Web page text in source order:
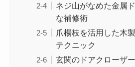
ネジ山がなめた金属
な補修術
爪楊枝を活用した木
テクニック
玄関のドアクローザ